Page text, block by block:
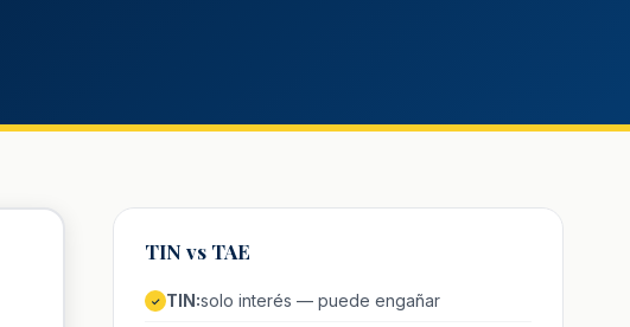
TIN vs TAE
✓ TIN:solo interés — puede engañar